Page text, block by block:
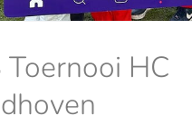
Toernooi HC